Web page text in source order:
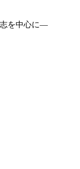
を中心に―